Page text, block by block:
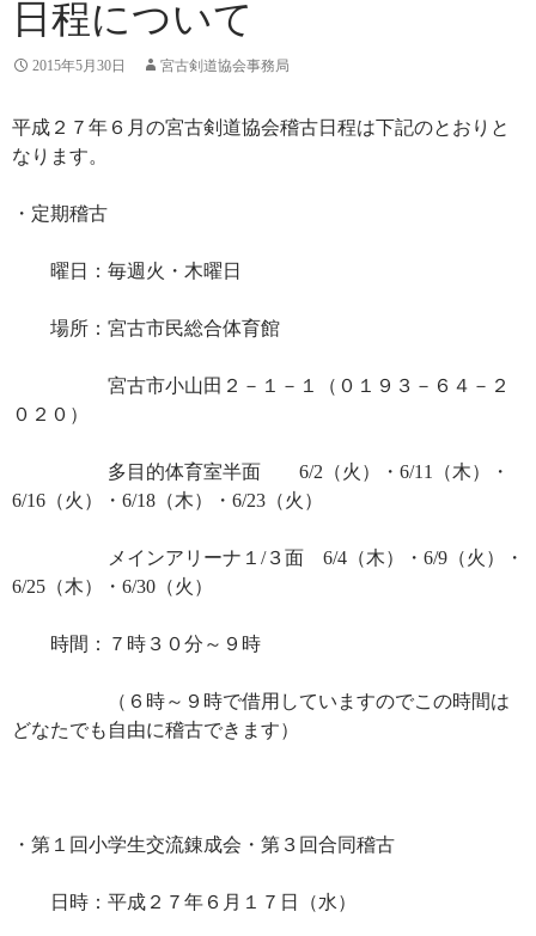
日程について
2015年5月30日 宮古剣道協会事務局
平成２７年６月の宮古剣道協会稽古日程は下記のとおりと
なります。
・定期稽古
曜日：毎週火・木曜日
場所：宮古市民総合体育館
宮古市小山田２－１－１（０１９３－６４－２
０２０）
多目的体育室半面 6/2（火）・6/11（木）・
6/16（火）・6/18（木）・6/23（火）
メインアリーナ１/３面 6/4（木）・6/9（火）・
6/25（木）・6/30（火）
時間：７時３０分～９時
（６時～９時で借用していますのでこの時間は
どなたでも自由に稽古できます）
・第１回小学生交流錬成会・第３回合同稽古
日時：平成２７年６月１７日（水）